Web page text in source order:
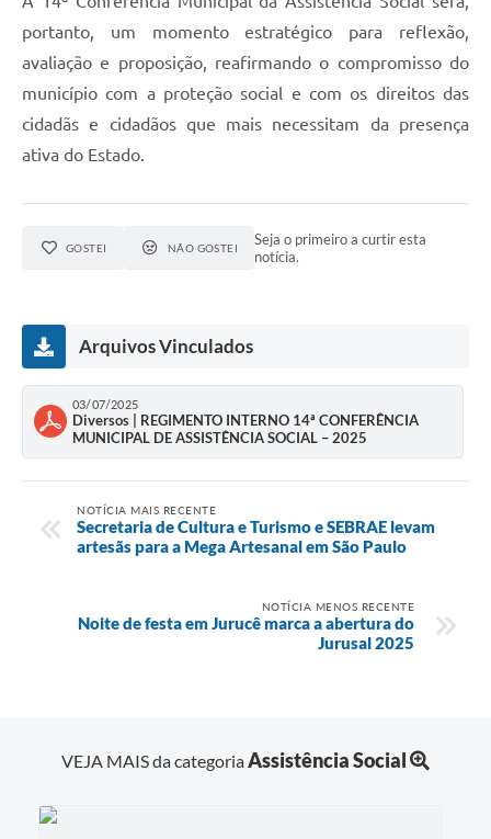
portanto, um momento estratégico para reflexão,
avaliação e proposição, reafirmando o compromisso do
município com a proteção social e com os direitos das
cidadãs e cidadãos que mais necessitam da presença
ativa do Estado.
GOSTEI NÃO GOSTEI
Seja o primeiro a curtir esta
notícia.
Arquivos Vinculados
03/07/2025
Diversos | REGIMENTO INTERNO 14ª CONFERÊNCIA
MUNICIPAL DE ASSISTÊNCIA SOCIAL – 2025
NOTÍCIA MAIS RECENTE
Secretaria de Cultura e Turismo e SEBRAE levam
artesãs para a Mega Artesanal em São Paulo
NOTÍCIA MENOS RECENTE
Noite de festa em Jurucê marca a abertura do
Jurusal 2025
VEJA MAIS da categoriaAssistência Social